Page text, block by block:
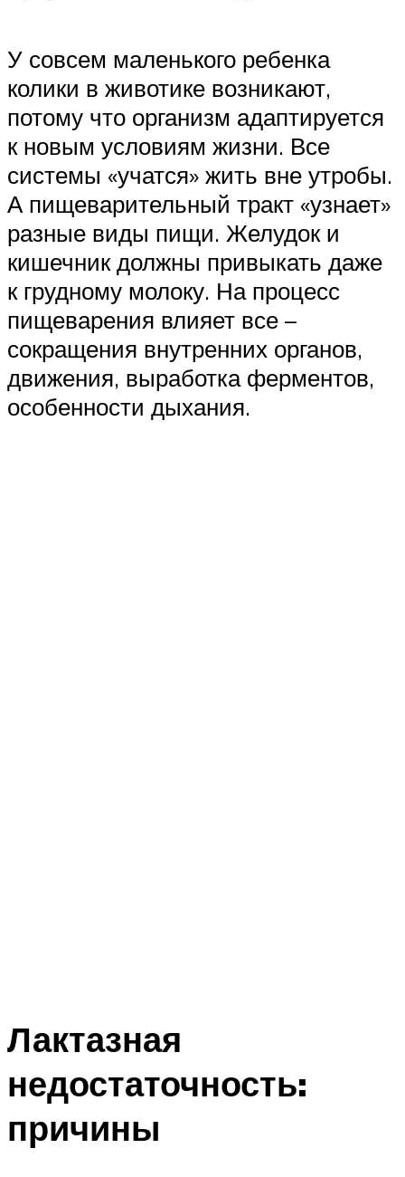
У совсем маленького ребенка
колики в животике возникают,
потому что организм адаптируется
к новым условиям жизни. Все
системы «учатся» жить вне утробы.
А пищеварительный тракт «узнает»
разные виды пищи. Желудок и
кишечник должны привыкать даже
к грудному молоку. На процесс
пищеварения влияет все –
сокращения внутренних органов,
движения, выработка ферментов,
особенности дыхания.
Лактазная
недостаточность:
причины